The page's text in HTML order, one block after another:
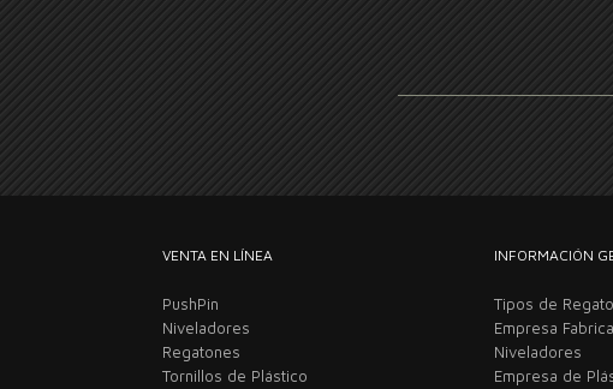
VENTA EN LÍNEA
PushPin
Niveladores
Regatones
Tornillos de Plástico
INFORMACIÓN
Tipos de
Empresa
Niveladores
Empresa de